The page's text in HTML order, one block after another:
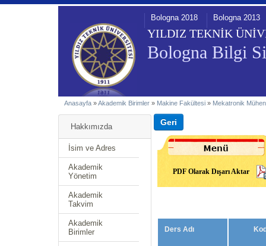
YILDIZ TEKNİK
Bologna Bilgi
Bologna 2018 Bologna 2013
Anasayfa »Akademik Birimler » Makine Fakültesi » Mekatronik
Hakkımızda
İsim ve Adres
Akademik
Yönetim
Akademik
Takvim
Akademik
Birimler
PDF Olarak Dışarı Aktar
Ders Adı